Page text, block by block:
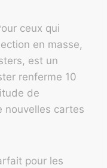
ceux qui
en masse,
est un
renferme 10
de
nouvelles cartes
pour les